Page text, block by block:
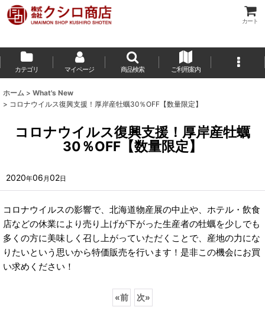
カート
カテゴリ マイページ 商品検索 ご利用案内
ホーム > What's New
> コロナウイルス復興支援！厚岸産牡蠣30％OFF【数量限定】
コロナウイルス復興支援！厚岸産牡蠣
30％OFF【数量限定】
2020年06 月02日
コロナウイルスの影響で、北海道物産展の中止や、ホテル・飲食
店などの休業により売り上げが下がった生産者の牡蠣を少しでも
多くの方に美味しく召し上がっていただくことで、産地の力にな
りたいという思いから特価販売を行います！是非この機会にお買
い求めください！
«前 次»